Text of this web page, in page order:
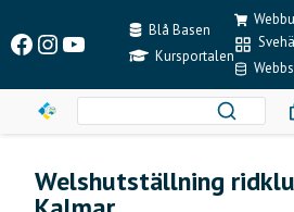
content
Facebook
Instagram
YouTubeBlå Basen
Kursportalen
Welshutställning